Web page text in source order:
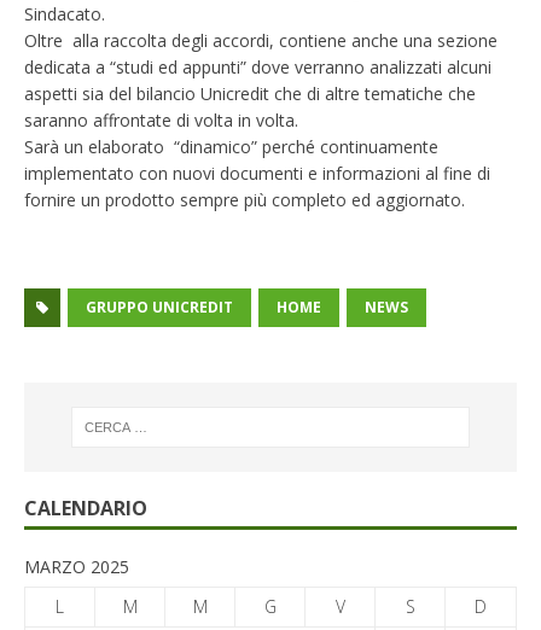
Sindacato.
Oltre alla raccolta degli accordi, contiene anche una sezione
dedicata a “studi ed appunti” dove verranno analizzati alcuni
aspetti sia del bilancio Unicredit che di altre tematiche che
saranno affrontate di volta in volta.
Sarà un elaborato “dinamico” perché continuamente
implementato con nuovi documenti e informazioni al fine di
fornire un prodotto sempre più completo ed aggiornato.
GRUPPO UNICREDIT HOME NEWS
CALENDARIO
MARZO 2025
L
M M G V S
D